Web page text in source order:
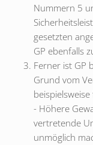
Nummern 5
gesetzten
GP ebenfalls
Ferner ist GP
Grund vom
beispielsweise
- Höhere
vertretende
unmöglich